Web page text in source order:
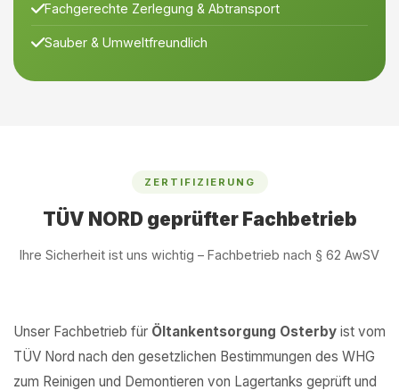
Fachgerechte Zerlegung & Abtransport
Sauber & Umweltfreundlich
ZERTIFIZIERUNG
TÜV NORD geprüfter Fachbetrieb
Ihre Sicherheit ist uns wichtig – Fachbetrieb nach § 62 AwSV
Unser Fachbetrieb für Öltankentsorgung Osterby ist vom
TÜV Nord nach den gesetzlichen Bestimmungen des WHG
zum Reinigen und Demontieren von Lagertanks geprüft und